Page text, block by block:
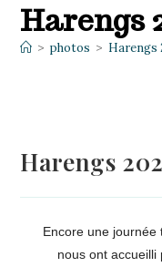
Harengs
> photos > Harengs
Harengs
Encore une journée
nous ont accueilli